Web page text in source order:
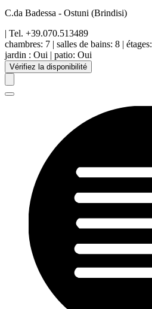
C.da Badessa - Ostuni (Brindisi)
| Tel. +39.070.513489
chambres: 7 | salles de bains: 8 | étages:
jardin : Oui | patio: Oui
Vérifiez la disponibilité